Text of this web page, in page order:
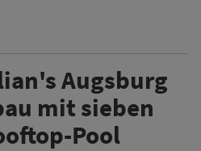
Augsburg
mit sieben
Pool